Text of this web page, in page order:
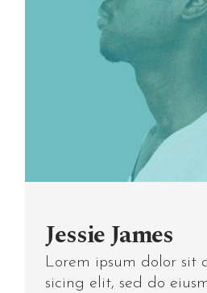
Jessie James
Lorem ipsum dolor sit
sicing elit, sed do